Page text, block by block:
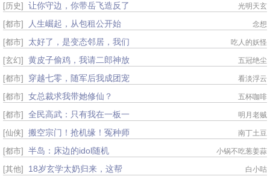
[历史] 让你守边，你带岳飞造反了 光明天玄
[都市] 人生崛起，从包租公开始 念想
[都市] 太好了，是变态邻居，我们 吃人的妖怪
[玄幻] 黄皮子偷鸡，我请二郎神放 五冠绝尘
[都市] 穿越七零，随军后我成团宠 看淡浮云
[都市] 女总裁求我带她修仙？ 五杯咖啡
[都市] 全民高武：只有我在一板一 明月老贼
[仙侠] 搬空宗门！抢机缘！冤种师 南丁土豆
[都市] 半岛：床边的idol随机 小锅不吃葱姜蒜
[其他] 18岁玄学太奶归来，这帮 白小咕